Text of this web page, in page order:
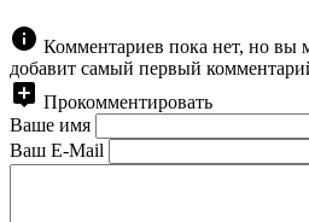
Комментариев пока нет, но вы
добавит самый первый
Прокомментировать
Ваше имя
Ваш E-Mail